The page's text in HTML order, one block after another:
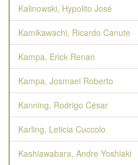
Kalinowski, Hypolito José
Kamikawachi, Ricardo Canute
Kampa, Erick Renan
Kampa, Josmael Roberto
Kanning, Rodrigo César
Karling, Leticia Cuccolo
Kashiawabara, Andre Yoshiaki